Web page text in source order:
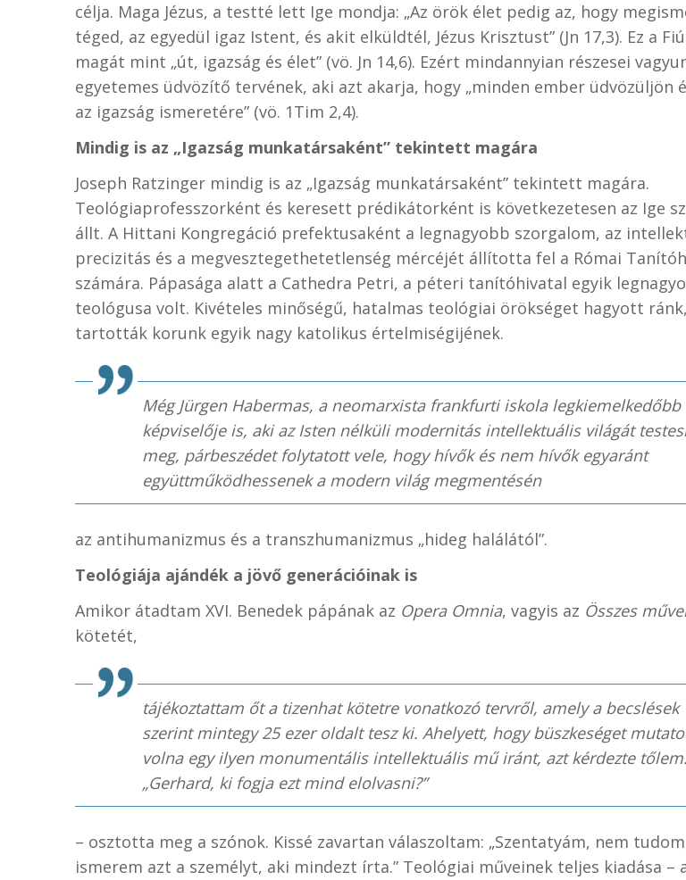
célja. Maga Jézus, a testté lett Ige mondja: „Az örök élet pedig az, hogy
téged, az egyedül igaz Istent, és akit elküldtél, Jézus Krisztust” (Jn 17,3). Ez a
magát mint „út, igazság és élet” (vö. Jn 14,6). Ezért mindannyian részesei
egyetemes üdvözítő tervének, aki azt akarja, hogy „minden ember üdvözüljön
az igazság ismeretére” (vö. 1Tim 2,4).
Mindig is az „Igazság munkatársaként” tekintett magára
Joseph Ratzinger mindig is az „Igazság munkatársaként” tekintett magára.
Teológiaprofesszorként és keresett prédikátorként is következetesen az Ige
állt. A Hittani Kongregáció prefektusaként a legnagyobb szorgalom, az
precizitás és a megvesztegethetetlenség mércéjét állította fel a Római
számára. Pápasága alatt a Cathedra Petri, a péteri tanítóhivatal egyik
teológusa volt. Kivételes minőségű, hatalmas teológiai örökséget hagyott
tartották korunk egyik nagy katolikus értelmiségijének.
Még Jürgen Habermas, a neomarxista frankfurti iskola legkiemelkedőbb
képviselője is, aki az Isten nélküli modernitás intellektuális világát
meg, párbeszédet folytatott vele, hogy hívők és nem hívők egyaránt
együttműködhessenek a modern világ megmentésén
az antihumanizmus és a transzhumanizmus „hideg halálától”.
Teológiája ajándék a jövő generációinak is
Amikor átadtam XVI. Benedek pápának az Opera Omnia, vagyis az Összes
kötetét,
tájékoztattam őt a tizenhat kötetre vonatkozó tervről, amely a becslések
szerint mintegy 25 ezer oldalt tesz ki. Ahelyett, hogy büszkeséget
volna egy ilyen monumentális intellektuális mű iránt, azt kérdezte
„Gerhard, ki fogja ezt mind elolvasni?”
– osztotta meg a szónok. Kissé zavartan válaszoltam: „Szentatyám, nem
ismerem azt a személyt, aki mindezt írta.” Teológiai műveinek teljes kiadása –